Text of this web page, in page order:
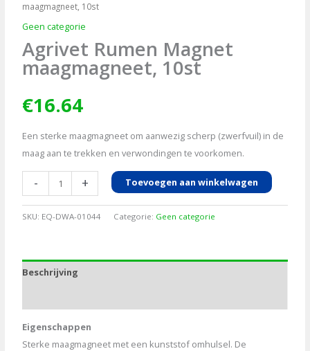
maagmagneet, 10st
Geen categorie
Agrivet Rumen Magnet
maagmagneet, 10st
€16.64
Een sterke maagmagneet om aanwezig scherp (zwerfvuil) in de
maag aan te trekken en verwondingen te voorkomen.
-
Rumen
Magnet
aantal
+ Toevoegen aan winkelwagen
SKU: EQ-DWA-01044 Categorie: Geen categorie
Beschrijving
Eigenschappen
Sterke maagmagneet met een kunststof omhulsel. De